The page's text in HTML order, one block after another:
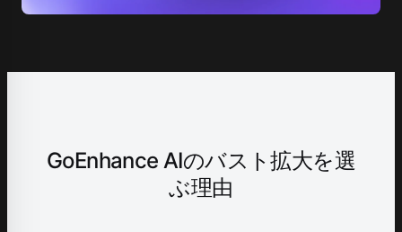
GoEnhance AIのバスト拡大を選
ぶ理由